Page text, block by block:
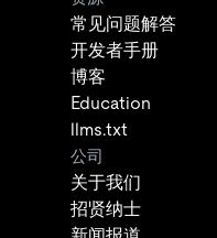
常见问题解答
开发者手册
博客
Education
llms.txt
公司
关于我们
招贤纳士